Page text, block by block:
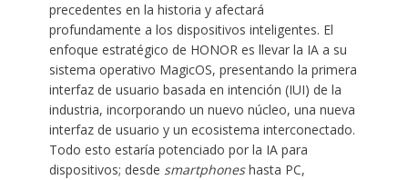
precedentes en la historia y afectará
profundamente a los dispositivos inteligentes. El
enfoque estratégico de HONOR es llevar la IA a su
sistema operativo MagicOS, presentando la primera
interfaz de usuario basada en intención (IUI) de la
industria, incorporando un nuevo núcleo, una nueva
interfaz de usuario y un ecosistema interconectado.
Todo esto estaría potenciado por la IA para
dispositivos; desde smartphoneshasta PC,